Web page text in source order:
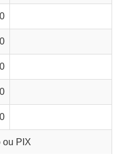
ou PIX